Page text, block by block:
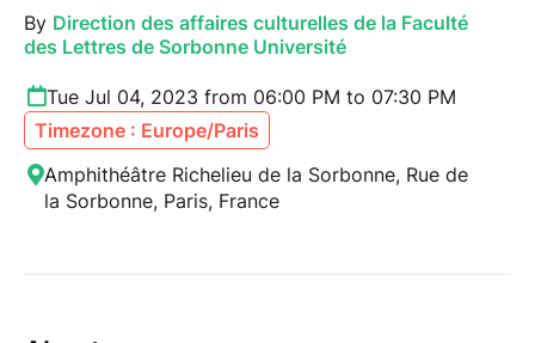
By Direction des affaires culturelles de la Faculté
des Lettres de Sorbonne Université
Tue Jul 04, 2023 from 06:00 PM to 07:30 PM
Timezone : Europe/Paris
Amphithéâtre Richelieu de la Sorbonne, Rue de
la Sorbonne, Paris, France